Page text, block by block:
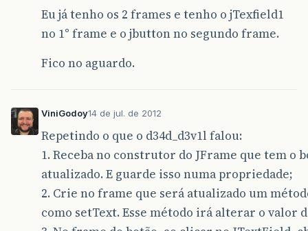
Eu já tenho os 2 frames e tenho o jTexfield1
no 1° frame e o jbutton no segundo frame.
Fico no aguardo.
ViniGodoy14 de jul. de 2012
Repetindo o que o d34d_d3v1l falou:
1. Receba no construtor do JFrame que tem o
atualizado. E guarde isso numa propriedade;
2. Crie no frame que será atualizado um
como setText. Esse método irá alterar o valor